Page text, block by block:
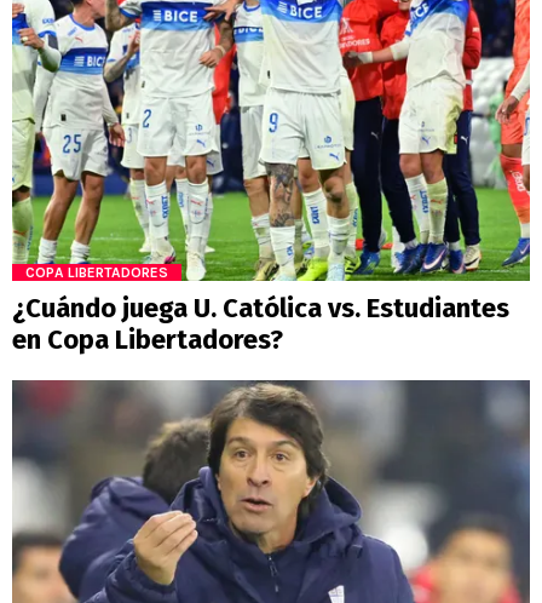
COPA LIBERTADORES
¿Cuándo juega U. Católica vs. Estudiantes
en Copa Libertadores?